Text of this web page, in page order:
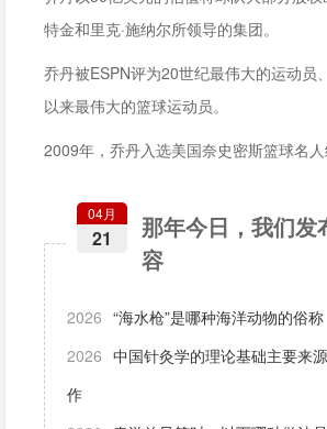
特金和里克·施纳尔所领导的集团。
乔丹被ESPN评为20世纪最伟大的运动员
以来最伟大的篮球运动员。
2009年，乔丹入选美国奈史密斯篮球名人
那年今日，我们发
容
04月
21
2026 “海水枪”是哪种海洋动物的俗称
2026 中国针灸学的理论基础主要来
作